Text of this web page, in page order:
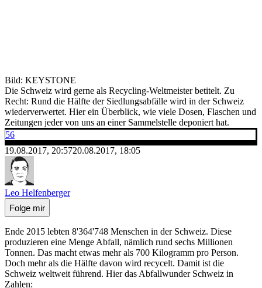
Bild: KEYSTONE
Die Schweiz wird gerne als Recycling-Weltmeister betitelt. Zu
Recht: Rund die Hälfte der Siedlungsabfälle wird in der Schweiz
wiederverwertet. Hier ein Überblick, wie viele Dosen, Flaschen und
Zeitungen jeder von uns an einer Sammelstelle deponiert hat.
56
19.08.2017, 20:5720.08.2017, 18:05
Leo Helfenberger
Folge mir
Ende 2015 lebten 8'364'748 Menschen in der Schweiz. Diese
produzieren eine Menge Abfall, nämlich rund sechs Millionen
Tonnen. Das macht etwas mehr als 700 Kilogramm pro Person.
Doch mehr als die Hälfte davon wird recycelt. Damit ist die
Schweiz weltweit führend. Hier das Abfallwunder Schweiz in
Zahlen: